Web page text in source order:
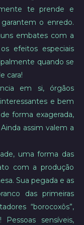
te prende e
o enredo.
embates com a
efeitos especiais
quando se
cara!
em si, órgãos
e bem
forma exagerada,
assim valem a
uma forma das
com a produção
Sua pegada e as
das primeiras
“borocoxôs”,
sensíveis,